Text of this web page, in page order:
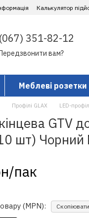
​Калькулятор
(067) 351-82-12
вам?
Меблеві розетки
Профілі GLAX LED-
GTV
шт) Чорний
пак
(MPN):